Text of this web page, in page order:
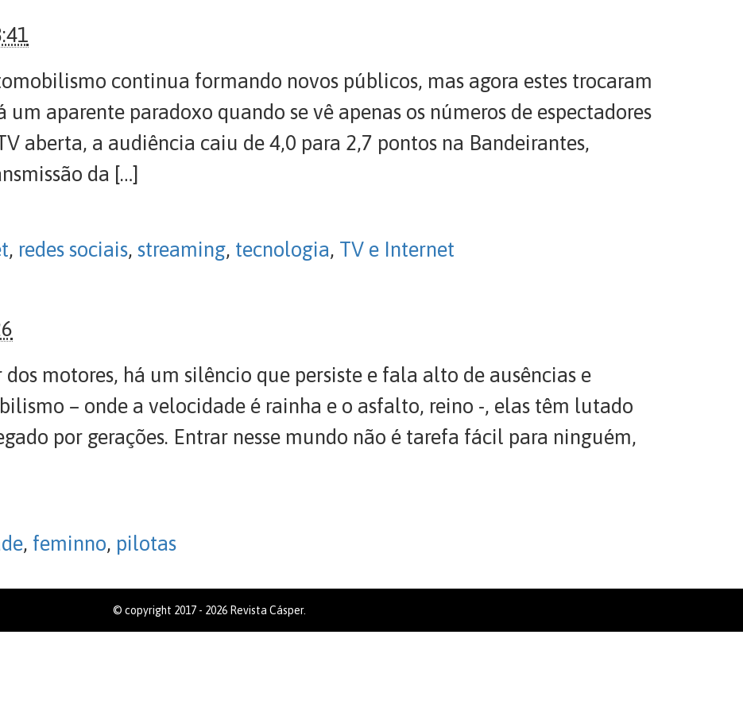
continua formando novos públicos, mas agora estes trocaram
aparente paradoxo quando se vê apenas os números de espectadores
aberta, a audiência caiu de 4,0 para 2,7 pontos na Bandeirantes,
da […]
, redes sociais, streaming, tecnologia, TV e Internet
motores, há um silêncio que persiste e fala alto de ausências e
– onde a velocidade é rainha e o asfalto, reino -, elas têm lutado
por gerações. Entrar nesse mundo não é tarefa fácil para ninguém,
, feminno, pilotas
© copyright 2017 - 2026 Revista Cásper.